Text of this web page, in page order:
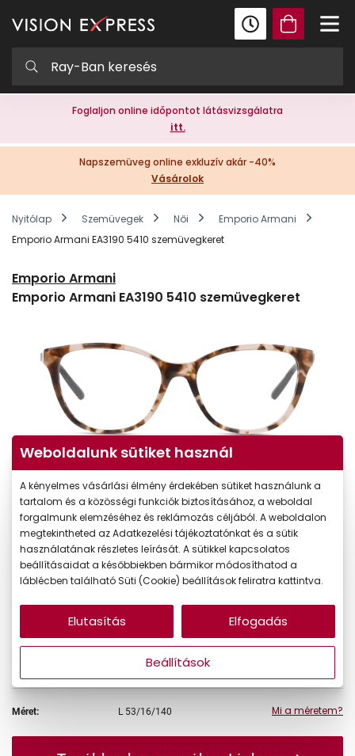
Foglaljon online időpontot látásvizsgálatra
itt.
Napszemüveg online exkluzív akár -40%
Vásárolok
Nyitólap Szemüvegek Női
Emporio Armani
Emporio Armani EA3190 5410 szemüvegkeret
Emporio Armani
Emporio Armani EA3190 5410 szemüvegkeret
Ár: 69.990 Ft
A feltűntetett ár a szemüvegkeretre vonatkozik.
Online megvásárolható
Készleten
Méret: L 53/16/140 Mi a méretem?
Weboldalunk sütiket használ
A kényelmes vásárlási élmény érdekében sütiket használunk a
tartalom és a közösségi funkciók biztosításához, a weboldal
forgalmunk elemzéséhez és reklámozás céljából. A weboldalon
megtekintheted az Adatkezelési tájékoztatónkat és a sütik
használatának részletes leírását. A sütikkel kapcsolatos
beállításaidat a későbbiekben bármikor módosíthatod a
láblécben található Süti (Cookie) beállítások feliratra kattintva.
Beállítások
Elutasítás Elfogadás